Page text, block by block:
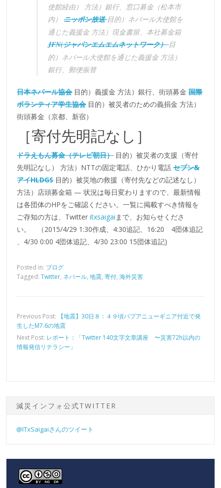
使館経由） 方法）銀行、窓口募金（松本市
内）ニッポン放送 目的）ネパール大使館を
通じた義援金 方法）現金書留、本社募金箱
JFN(ジャパンエムエムネットワーク） 目
的）ネパール大使館を通じた義援金 方法）
銀行、郵便振替
日本ネパール協会目的）義援金 方法）銀行、街頭募金国際
ボランティア学生協会目的）被災者のための義捐金 方法）
街頭募金（京都、新宿）
［寄付先明記なし］
ドラえもん募金（テレビ朝日）目的）被災者の支援（寄付
先明記なし） 方法）NTTの固定電話、ひかり電話セブン&
アイHLDGS目的）被災地の救援（寄付先などの記述なし）
方法）店頭募金箱 — 状況は毎日変わりますので、最新情報
は各団体のHPをご確認ください。一覧に掲載すべき情報を
ご存知の方は、Twitteritxsaigaiまで、お知らせくださ
い。 （2015/4/29 1:30作成、4:30追記、16:20 4団体追記
、4/30 0:00 4団体追記、4/30 23:00 15団体追記)
Posted in: ブログ
Tagged:Twitter, ネパール,地震,寄付,海外災害
Previous Post:
【地震】30日８：４９頃パプアニューギニア付近で発
生したM7.6の地震
Next Post: レポート：「Twitter 140文字文章講座 〜災害72h以内の
情報発信リテラシー」
減災インフォ公式TWITTER
@ITxSaigaiさんのツイート